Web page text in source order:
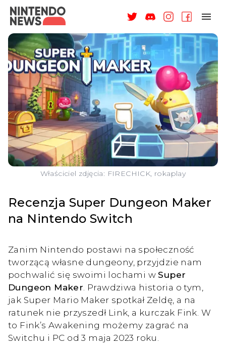
NAGRODY
NEWSY
RECENZJE
ARTYKUŁY
WSPARCIE
O NAS
ZALOGUJ
Właściciel zdjęcia: FIRECHICK, rokaplay
Recenzja Super Dungeon Maker
na Nintendo Switch
Zanim Nintendo postawi na społeczność
tworzącą własne dungeony, przyjdzie nam
pochwalić się swoimi lochami wSuper
Dungeon Maker . Prawdziwa historia o tym,
jak Super Mario Maker spotkał Zeldę, a na
ratunek nie przyszedł Link, a kurczak Fink. W
to Fink’s Awakening możemy zagrać na
Switchu i PC od 3 maja 2023 roku.